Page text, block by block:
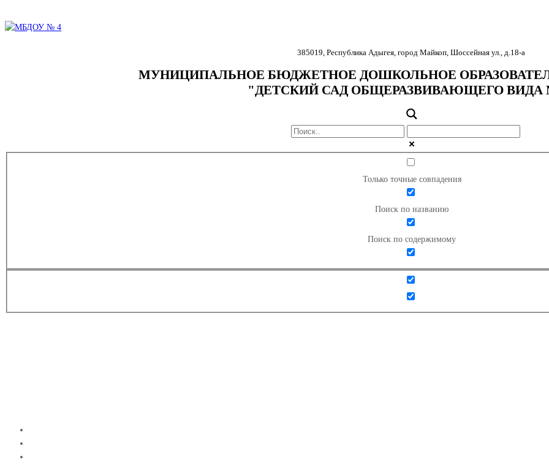
385019, Республика Адыгея, город Майкоп, Шоссейная ул., д.18-а
МУНИЦИПАЛЬНОЕ БЮДЖЕТНОЕ ДОШКОЛЬНОЕ
"ДЕТСКИЙ САД ОБЩЕРАЗВИВАЮЩЕГО ВИДА
Только точные совпадения
Поиск по названию
Поиск по содержимому